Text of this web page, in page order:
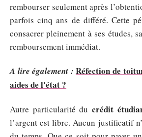
rembourser seulement après
parfois cinq ans de différé. Cette
consacrer pleinement à ses études,
remboursement immédiat.
A lire également : Réfection de
aides de l'état ?
Autre particularité ducrédit
l’argent est libre. Aucun justificatif